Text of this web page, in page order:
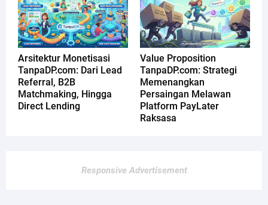
Arsitektur Monetisasi
TanpaDP.com: Dari Lead
Referral, B2B
Matchmaking, Hingga
Direct Lending
Value Proposition
TanpaDP.com: Strategi
Memenangkan
Persaingan Melawan
Platform PayLater
Raksasa
Responsive Advertisement